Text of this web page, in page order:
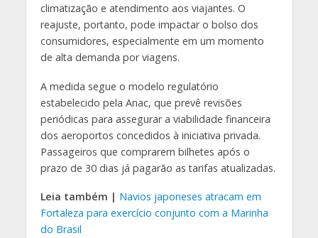
climatização e atendimento aos viajantes. O
reajuste, portanto, pode impactar o bolso dos
consumidores, especialmente em um momento
de alta demanda por viagens.
A medida segue o modelo regulatório
estabelecido pela Anac, que prevê revisões
periódicas para assegurar a viabilidade financeira
dos aeroportos concedidos à iniciativa privada.
Passageiros que comprarem bilhetes após o
prazo de 30 dias já pagarão as tarifas atualizadas.
Leia também | Navios japoneses atracam em
Fortaleza para exercício conjunto com a Marinha
do Brasil